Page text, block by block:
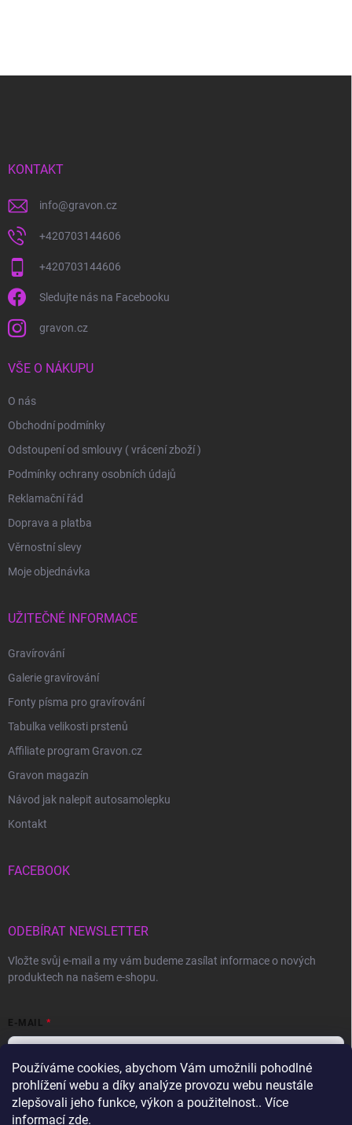
Používáme cookies, abychom Vám umožnili pohodlné
prohlížení webu a díky analýze provozu webu neustále
zlepšovali jeho funkce, výkon a použitelnost.. Více
informací zde.
KONTAKT
info@gravon.cz
+420703144606
+420703144606
Sledujte nás na Facebooku
gravon.cz
VŠE O NÁKUPU
O nás
Obchodní podmínky
Odstoupení od smlouvy ( vrácení zboží )
Podmínky ochrany osobních údajů
Reklamační řád
Doprava a platba
Věrnostní slevy
Moje objednávka
UŽITEČNÉ INFORMACE
Gravírování
Galerie gravírování
Fonty písma pro gravírování
Tabulka velikosti prstenů
Affiliate program Gravon.cz
Gravon magazín
Návod jak nalepit autosamolepku
Kontakt
FACEBOOK
ODEBÍRAT NEWSLETTER
Vložte svůj e-mail a my vám budeme zasílat informace o nových
produktech na našem e-shopu.
E-MAIL
Vložením e-mailu souhlasíte spodmínkami ochrany osobních údajů